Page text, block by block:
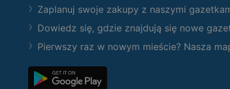
Zaplanuj swoje zakupy z naszymi
Dowiedz się, gdzie znajdują się nowe
Pierwszy raz w nowym mieście? Nasza